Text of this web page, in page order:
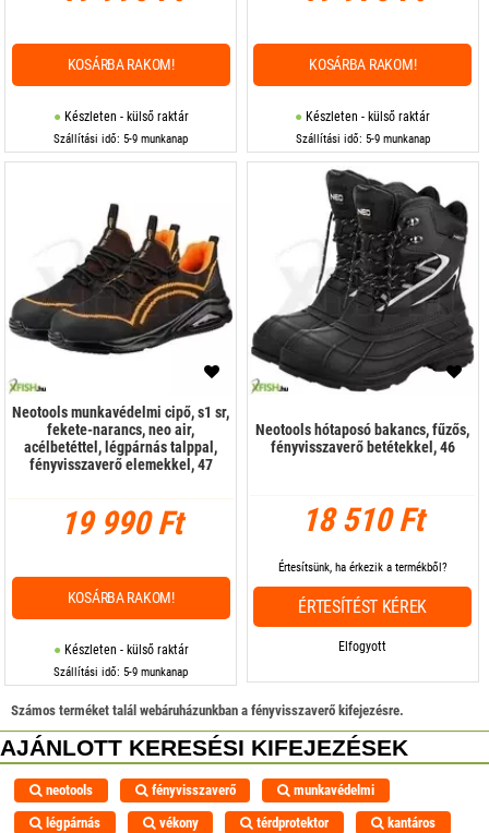
Készleten - külső raktár
Szállítási idő: 5-9 munkanap
KOSÁRBA RAKOM!
Készleten - külső raktár
Szállítási idő: 5-9 munkanap
KOSÁRBA RAKOM!
Neotools munkavédelmi cipő, s1 sr,
fekete-narancs, neo air,
acélbetéttel, légpárnás talppal,
fényvisszaverő elemekkel, 47
19 990 Ft
Készleten - külső raktár
Szállítási idő: 5-9 munkanap
KOSÁRBA RAKOM!
Neotools hótaposó bakancs, fűzős,
fényvisszaverő betétekkel, 46
18 510 Ft
Elfogyott
Értesítsünk, ha érkezik a termékből?
ÉRTESÍTÉST KÉREK
Számos terméket talál webáruházunkban a fényvisszaverő kifejezésre.
AJÁNLOTT KERESÉSI KIFEJEZÉSEK
neotools fényvisszaverő
munkavédelmi
légpárnás
vékony térdprotektor
kantáros